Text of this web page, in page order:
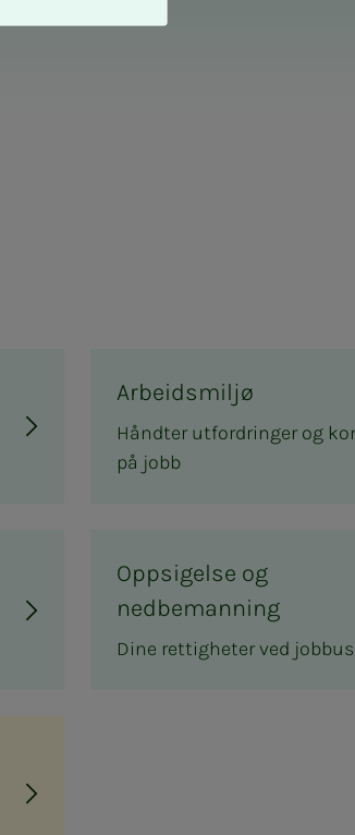
Arbeidsmiljø
Håndter utfordringer og
på jobb
Oppsigelse og
nedbemanning
Dine rettigheter ved